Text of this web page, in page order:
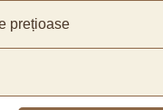
prețioase